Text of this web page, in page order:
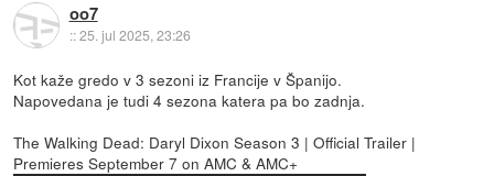
oo7
::25. jul 2025, 23:26
Kot kaže gredo v 3 sezoni iz Francije v Španijo.
Napovedana je tudi 4 sezona katera pa bo zadnja.
The Walking Dead: Daryl Dixon Season 3 | Official Trailer |
Premieres September 7 on AMC & AMC+